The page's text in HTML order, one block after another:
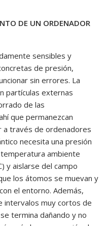
DE UN ORDENADOR
sensibles y
de presión,
sin errores. La
partículas externas
de las
que permanezcan
a través de ordenadores
necesita una presión
ambiente
y aislarse del campo
los átomos se muevan y
el entorno. Además,
intervalos muy cortos de
termina dañando y no